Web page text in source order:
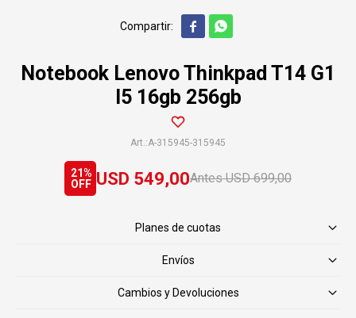
 
Notebook Lenovo Thinkpad T14 G1
I5 16gb 256gb
A-315945-315945
USD 549,00 USD 699,00
21
Planes de cuotas
Envíos
Cambios y Devoluciones